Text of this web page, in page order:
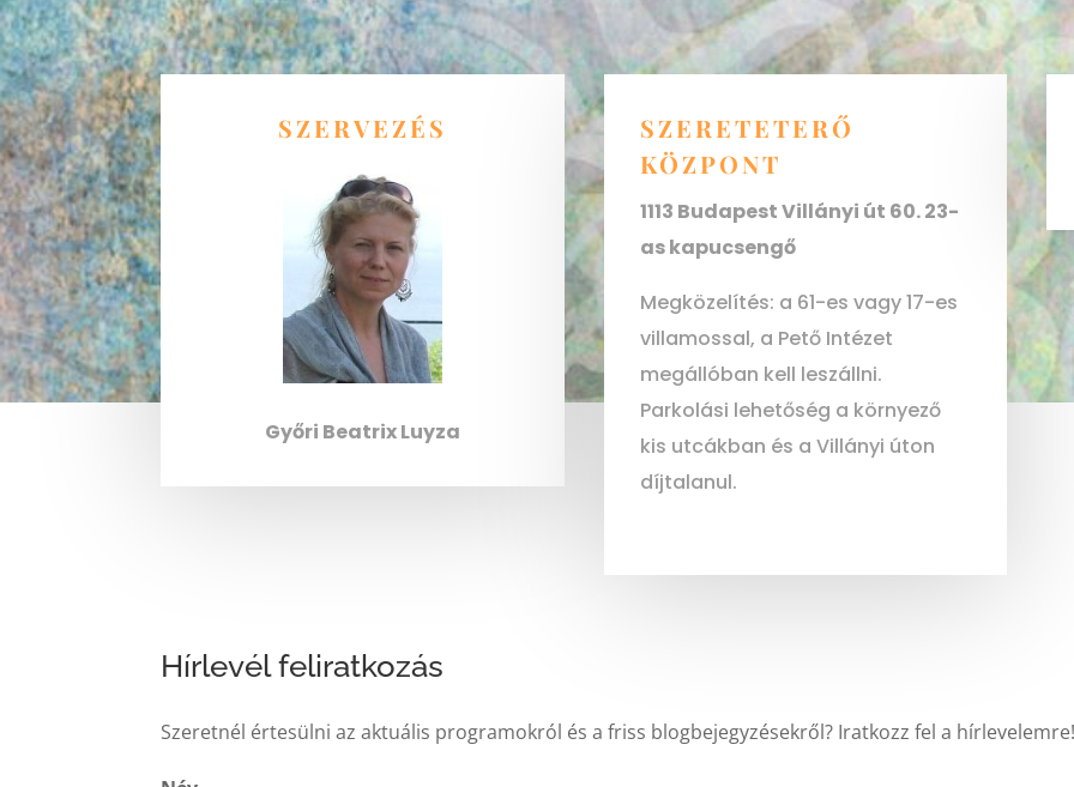
SZERVEZÉS
Győri Beatrix Luyza
SZERETETERŐ
KÖZPONT
1113 Budapest Villányi út 60. 23-
as kapucsengő
Megközelítés: a 61-es vagy 17-es
villamossal, a Pető Intézet
megállóban kell leszállni.
Parkolási lehetőség a környező
kis utcákban és a Villányi úton
díjtalanul.
Hírlevél feliratkozás
Szeretnél értesülni az aktuális programokról és a friss blogbejegyzésekről? Iratkozz fel a